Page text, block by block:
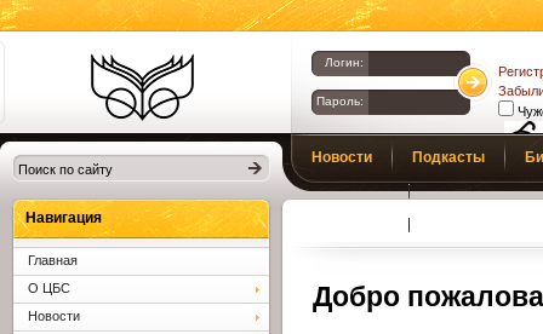
Библиотеки
Клина. Клинская
ЦБС.
Логин:
Пароль:
Новости Подкасты
Добро
Навигация
Главная
О ЦБС
Новости